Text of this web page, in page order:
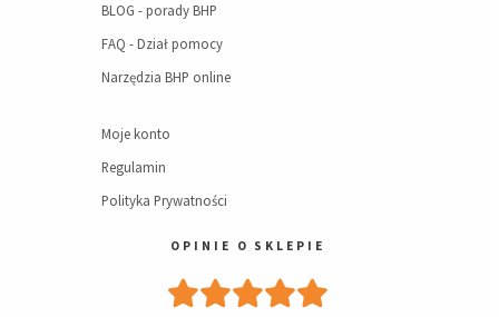
BLOG - porady BHP
FAQ - Dział pomocy
Narzędzia BHP online
Moje konto
Regulamin
Polityka Prywatności
OPINIE O SKLEPIE